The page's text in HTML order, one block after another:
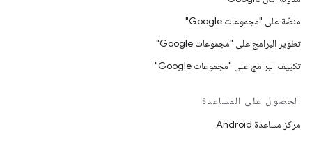
منصّة على "مجموعات Google"
تطوير البرامج على "مجموعات Google"
تكييف البرامج على "مجموعات Google"
الحصول على المساعدة
مركز مساعدة Android